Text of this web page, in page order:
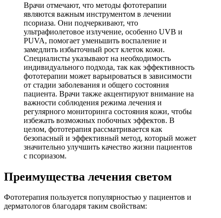
Врачи отмечают, что методы фототерапии
являются важным инструментом в лечении
псориаза. Они подчеркивают, что
ультрафиолетовое излучение, особенно UVB и
PUVA, помогает уменьшить воспаление и
замедлить избыточный рост клеток кожи.
Специалисты указывают на необходимость
индивидуального подхода, так как эффективность
фототерапии может варьироваться в зависимости
от стадии заболевания и общего состояния
пациента. Врачи также акцентируют внимание на
важности соблюдения режима лечения и
регулярного мониторинга состояния кожи, чтобы
избежать возможных побочных эффектов. В
целом, фототерапия рассматривается как
безопасный и эффективный метод, который может
значительно улучшить качество жизни пациентов
с псориазом.
Преимущества лечения светом
Фототерапия пользуется популярностью у пациентов и
дерматологов благодаря таким свойствам: